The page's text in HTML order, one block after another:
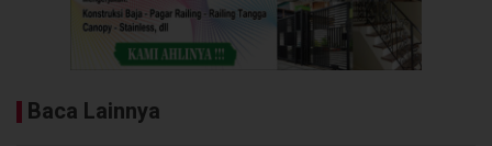
Baca Lainnya